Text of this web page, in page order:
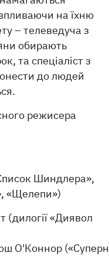
на їхню
– телеведуча з
обирають
та спеціаліст з
до людей
режисера
Шиндлера»,
«Щелепи»)
(дилогії «Диявол
О'Коннор